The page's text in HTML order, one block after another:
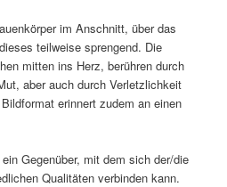
im Anschnitt, über das
teilweise sprengend. Die
mitten ins Herz, berühren durch
aber auch durch Verletzlichkeit
erinnert zudem an einen
Gegenüber, mit dem sich der/die
Qualitäten verbinden kann.